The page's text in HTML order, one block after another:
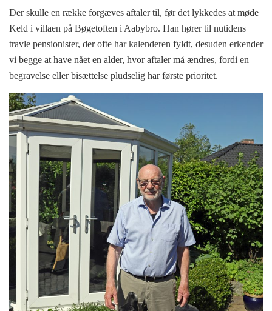
Der skulle en række forgæves aftaler til, før det lykkedes at møde
Keld i villaen på Bøgetoften i Aabybro. Han hører til nutidens
travle pensionister, der ofte har kalenderen fyldt, desuden erkender
vi begge at have nået en alder, hvor aftaler må ændres, fordi en
begravelse eller bisættelse pludselig har første prioritet.